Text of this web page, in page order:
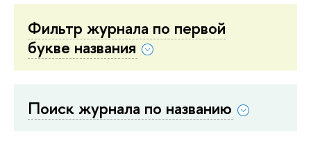
Фильтр журнала по первой
букве названия
Поиск журнала по названию